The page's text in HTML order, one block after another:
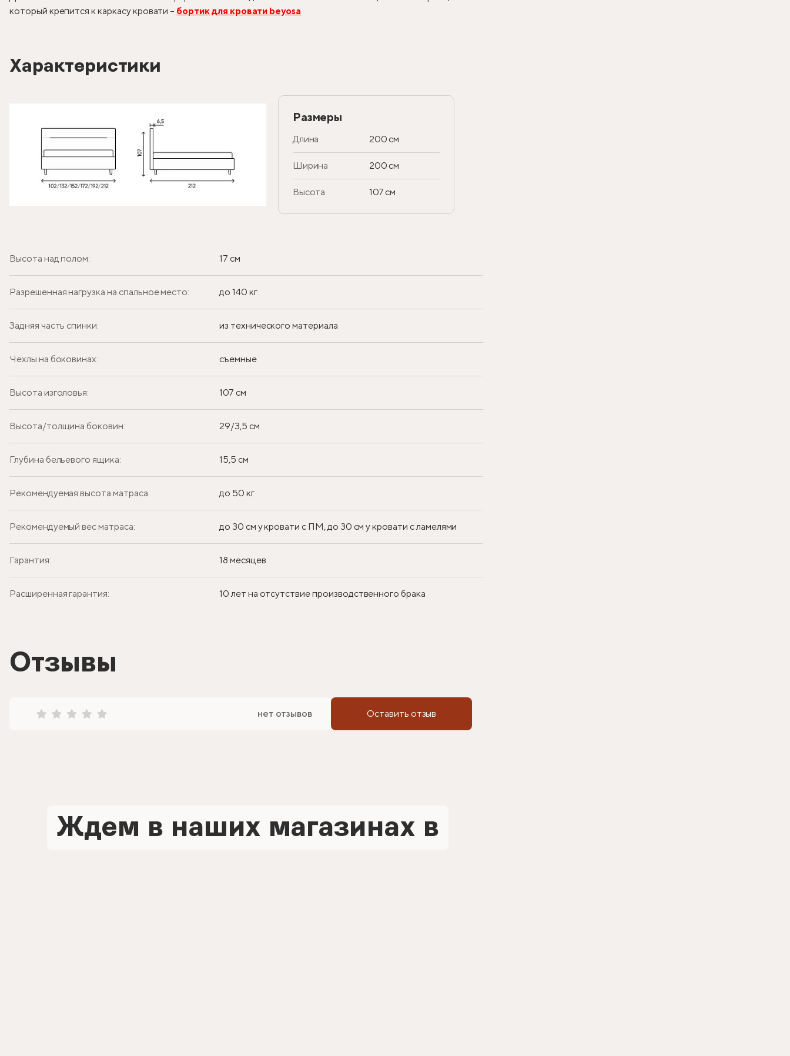
который крепится к каркасу кровати – бортик для кровати beyosa
Характеристики
Размеры
Длина 200 см
Ширина 200 см
Высота 107 см
Высота над полом: 17 см
Разрешенная нагрузка на спальное место: до 140 кг
Задняя часть спинки: из технического материала
Чехлы на боковинах: съемные
Высота изголовья: 107 см
Высота/толщина боковин: 29/3,5 см
Глубина бельевого ящика: 15,5 см
Рекомендуемая высота матраса: до 50 кг
Рекомендуемый вес матраса: до 30 см у кровати с ПМ, до 30 см у кровати с ламелями
Гарантия: 18 месяцев
Расширенная гарантия: 10 лет на отсутствие производственного брака
Отзывы
нет отзывов Оставить отзыв
Ждем в наших магазинах в